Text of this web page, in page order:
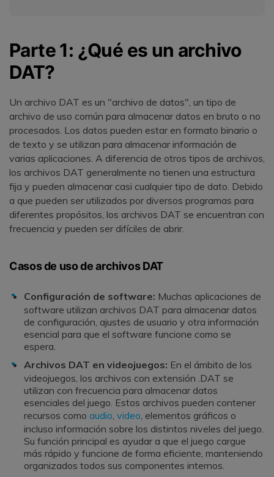
Parte 1: ¿Qué es un archivo
DAT?
Un archivo DAT es un "archivo de datos", un tipo de
archivo de uso común para almacenar datos en bruto o no
procesados. Los datos pueden estar en formato binario o
de texto y se utilizan para almacenar información de
varias aplicaciones. A diferencia de otros tipos de archivos,
los archivos DAT generalmente no tienen una estructura
fija y pueden almacenar casi cualquier tipo de dato. Debido
a que pueden ser utilizados por diversos programas para
diferentes propósitos, los archivos DAT se encuentran con
frecuencia y pueden ser difíciles de abrir.
Casos de uso de archivos DAT
Configuración de software: Muchas aplicaciones de
software utilizan archivos DAT para almacenar datos
de configuración, ajustes de usuario y otra información
esencial para que el software funcione como se
espera.
Archivos DAT en videojuegos: En el ámbito de los
videojuegos, los archivos con extensión .DAT se
utilizan con frecuencia para almacenar datos
esenciales del juego. Estos archivos pueden contener
recursos como audio, video, elementos gráficos o
incluso información sobre los distintos niveles del juego.
Su función principal es ayudar a que el juego cargue
más rápido y funcione de forma eficiente, manteniendo
organizados todos sus componentes internos.